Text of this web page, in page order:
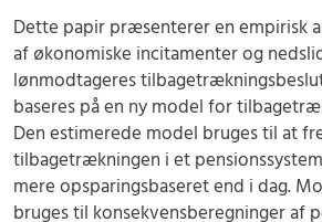
Dette papir præsenterer en empirisk
af økonomiske incitamenter og
lønmodtageres
baseres på en ny model for
Den estimerede model bruges til at
tilbagetrækningen i et
mere opsparingsbaseret end i dag.
bruges til konsekvensberegninger af